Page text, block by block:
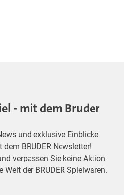
- mit dem Bruder
und exklusive Einblicke
BRUDER Newsletter!
verpassen Sie keine Aktion
der BRUDER Spielwaren.